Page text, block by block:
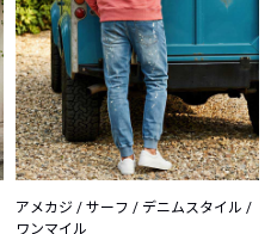
アメカジ / サーフ / デニムスタイル /
ワンマイル